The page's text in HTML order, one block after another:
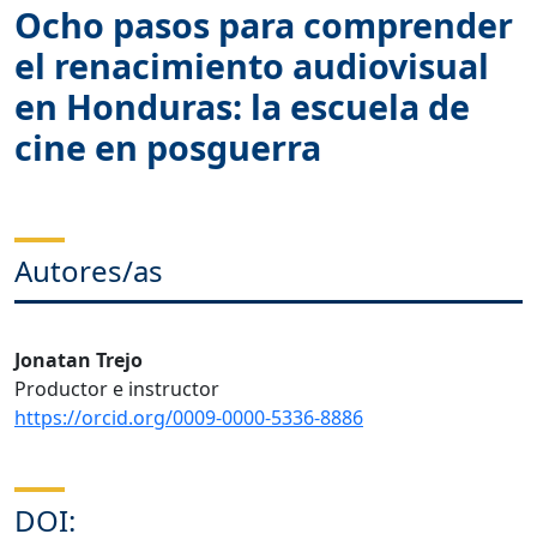
Ocho pasos para comprender
el renacimiento audiovisual
en Honduras: la escuela de
cine en posguerra
Autores/as
Jonatan Trejo
Productor e instructor
https://orcid.org/0009-0000-5336-8886
DOI: